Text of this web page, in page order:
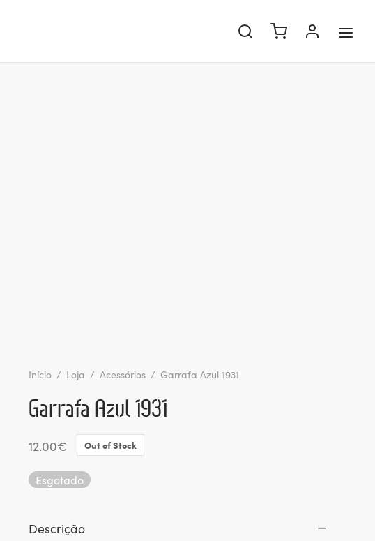
Início / Loja / Acessórios / Garrafa Azul 1931
Garrafa Azul 1931
12.00€ Out of Stock
Esgotado
Descrição